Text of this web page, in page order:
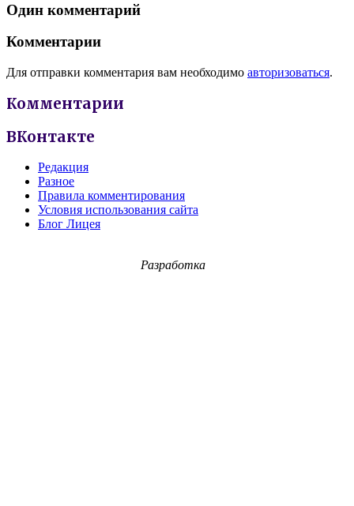
Один комментарий
Комментарии
Для отправки комментария вам необходимо авторизоваться.
Комментарии
ВКонтакте
Редакция
Разное
Правила комментирования
Условия использования сайта
Блог Лицея
Разработка